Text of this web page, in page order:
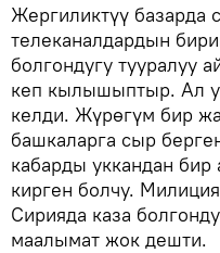
Жергиликтүү базарда
телеканалдардын
болгондугу тууралуу
кеп кылышыптыр. Ал
келди. Жүрөгүм бир
башкаларга сыр
кабарды уккандан
кирген болчу.
Сирияда каза
маалымат жок дешти.